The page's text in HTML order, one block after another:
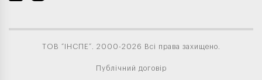
ТОВ “ІНСПЕ”. 2000-2026 Всі права захищено.
Публічний договір